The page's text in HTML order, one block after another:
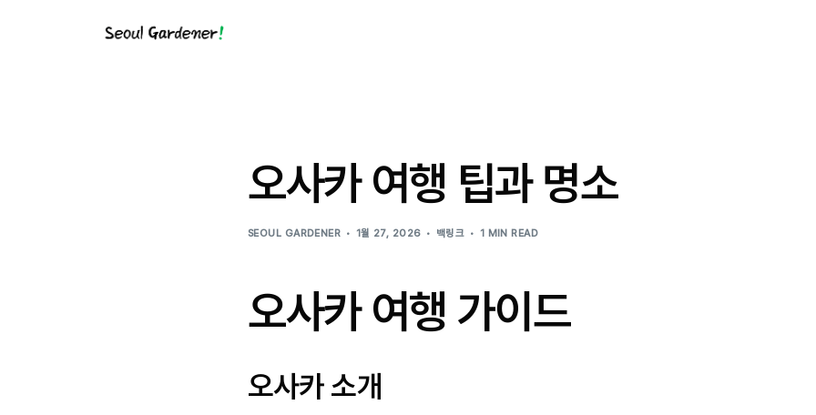
오사카 여행 팁과 명소
SEOUL GARDENER 1월 27, 2026 백링크 1 MIN READ
오사카 여행 가이드
오사카 소개